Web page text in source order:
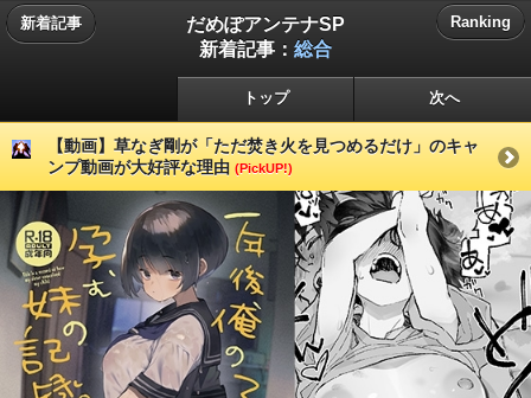
新着記事
だめぽアンテナSP
新着記事： 総合
Ranking
トップ 次へ
【動画】草なぎ剛が「ただ焚き火を見つめるだけ」のキャ
ンプ動画が大好評な理由 (PickUP!)